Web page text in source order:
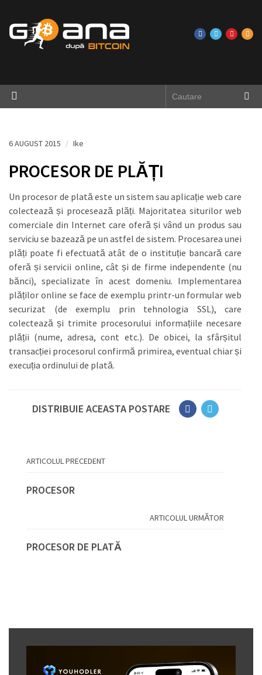
6 AUGUST 2015 / Ike
PROCESOR DE PLĂȚI
Un procesor de plată este un sistem sau aplicație web care
colectează și procesează plăți. Majoritatea siturilor web
comerciale din Internet care oferă și vând un produs sau
serviciu se bazează pe un astfel de sistem. Procesarea unei
plăți poate fi efectuată atât de o instituție bancară care
oferă și servicii online, cât și de firme independente (nu
bănci), specializate în acest domeniu. Implementarea
plăților online se face de exemplu printr-un formular web
securizat (de exemplu prin tehnologia SSL), care
colectează și trimite procesorului informațiile necesare
plății (nume, adresa, cont etc.). De obicei, la sfârșitul
transacției procesorul confirmă primirea, eventual chiar și
execuția ordinului de plată.
DISTRIBUIE ACEASTA POSTARE
ARTICOLUL PRECEDENT
PROCESOR
ARTICOLUL URMĂTOR
PROCESOR DE PLATĂ